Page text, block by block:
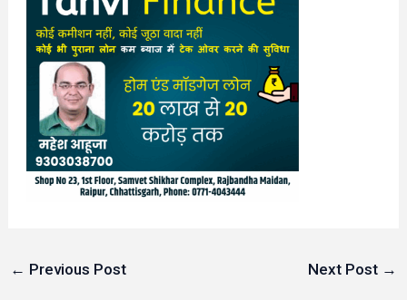
← Previous Post Next Post →